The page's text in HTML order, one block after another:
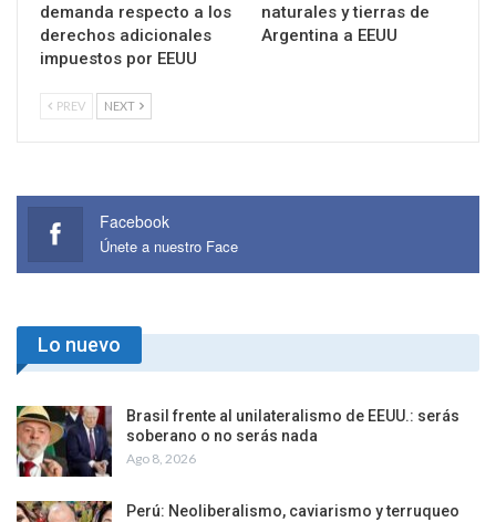
demanda respecto a los
derechos adicionales
impuestos por EEUU
naturales y tierras de
Argentina a EEUU
PREV NEXT
Facebook
Únete a nuestro Face
Lo nuevo
Brasil frente al unilateralismo de EEUU.: serás
soberano o no serás nada
Ago 8, 2026
Perú: Neoliberalismo, caviarismo y terruqueo